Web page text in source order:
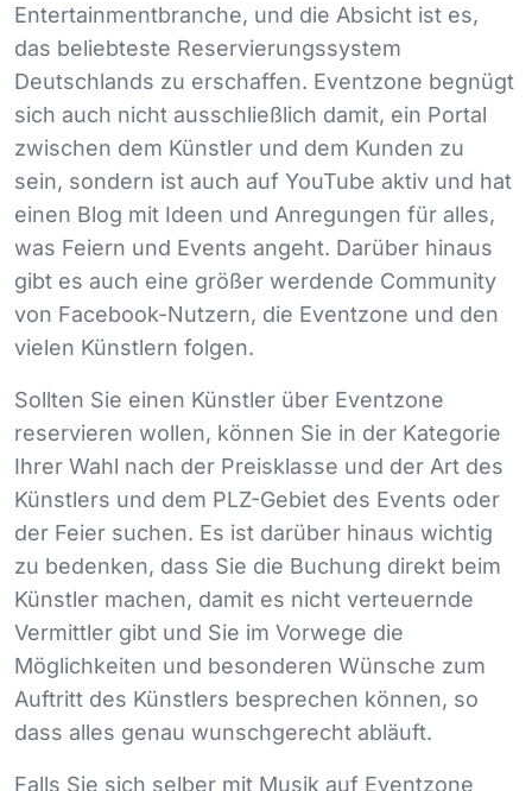
Entertainmentbranche, und die Absicht ist es,
das beliebteste Reservierungssystem
Deutschlands zu erschaffen. Eventzone begnügt
sich auch nicht ausschließlich damit, ein Portal
zwischen dem Künstler und dem Kunden zu
sein, sondern ist auch auf YouTube aktiv und hat
einen Blog mit Ideen und Anregungen für alles,
was Feiern und Events angeht. Darüber hinaus
gibt es auch eine größer werdende Community
von Facebook-Nutzern, die Eventzone und den
vielen Künstlern folgen.
Sollten Sie einen Künstler über Eventzone
reservieren wollen, können Sie in der Kategorie
Ihrer Wahl nach der Preisklasse und der Art des
Künstlers und dem PLZ-Gebiet des Events oder
der Feier suchen. Es ist darüber hinaus wichtig
zu bedenken, dass Sie die Buchung direkt beim
Künstler machen, damit es nicht verteuernde
Vermittler gibt und Sie im Vorwege die
Möglichkeiten und besonderen Wünsche zum
Auftritt des Künstlers besprechen können, so
dass alles genau wunschgerecht abläuft.
Falls Sie sich selber mit Musik auf Eventzone